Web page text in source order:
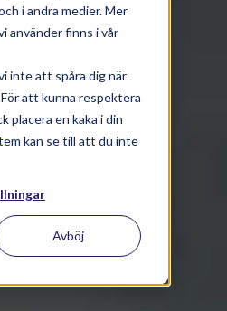
i andra medier. Mer
använder finns i vår
inte att spåra dig när
att kunna respektera
placera en kaka i din
kan se till att du inte
Avböj